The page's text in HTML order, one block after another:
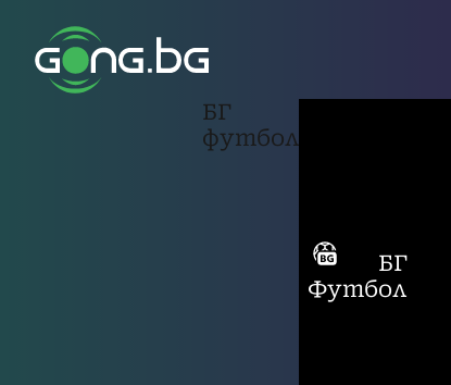
БГ
футбол
БГ
Футбол